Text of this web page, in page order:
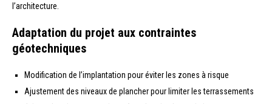
l’architecture.
Adaptation du projet aux contraintes
géotechniques
Modification de l’implantation pour éviter les zones à risque
Ajustement des niveaux de plancher pour limiter les terrassements